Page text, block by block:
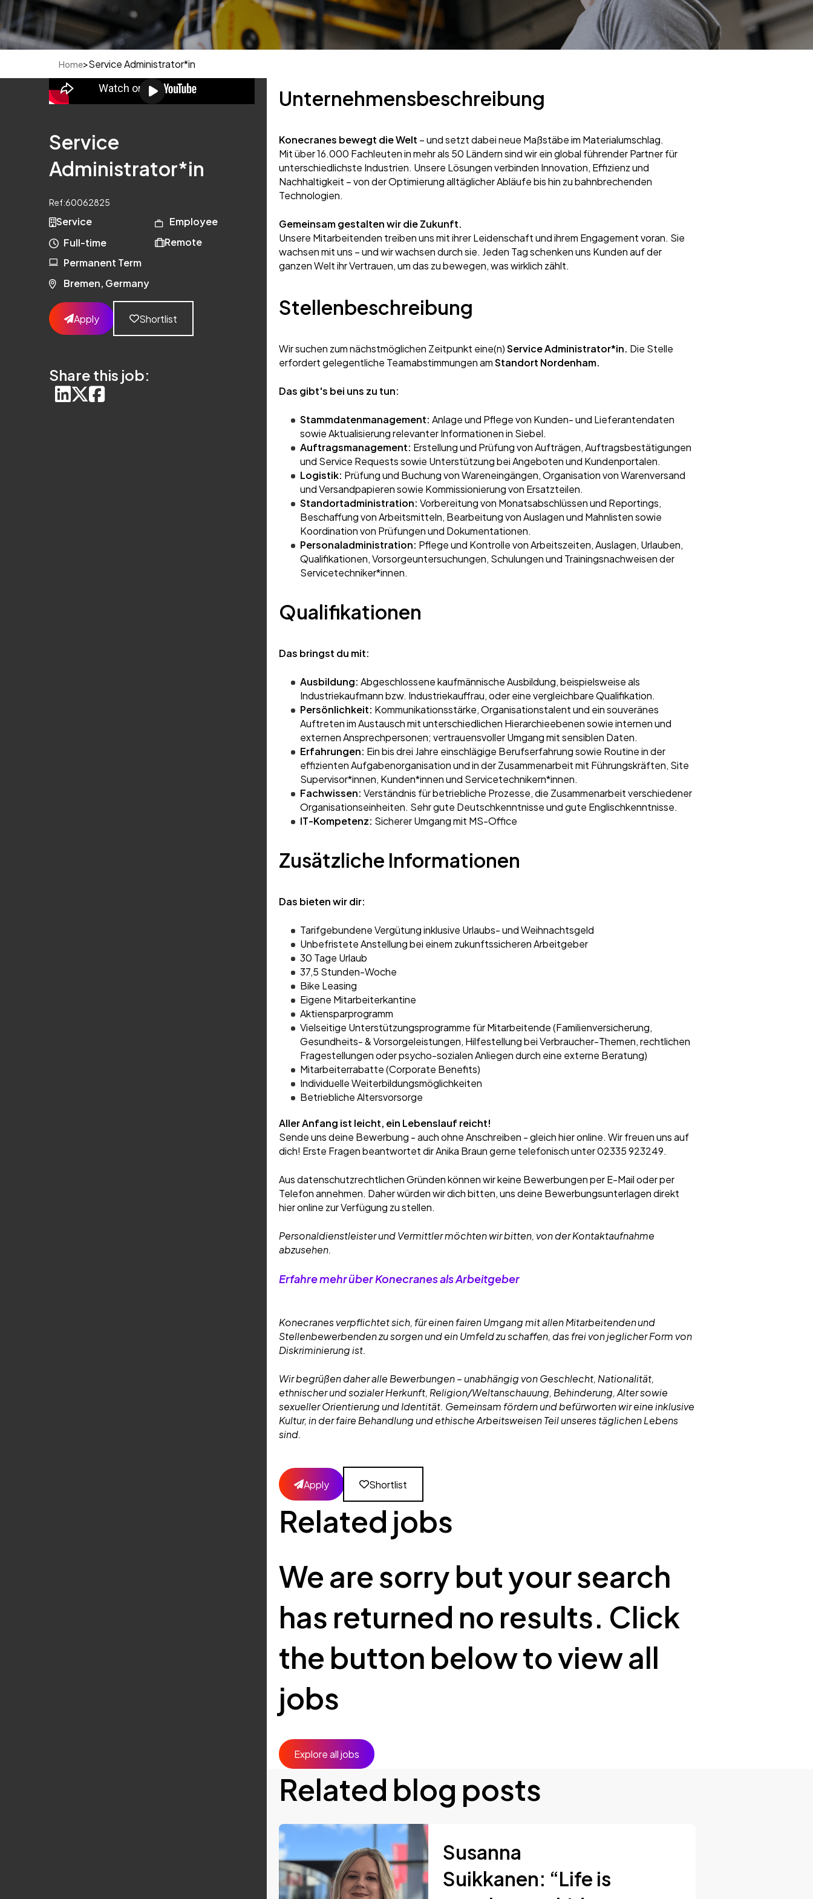
Home>Service Administrator*in
Service
Administrator*in
Ref:60062825
Service
Employee
Full-time
Remote
Permanent Term
Bremen, Germany
Apply Shortlist
Share this job:
Unternehmensbeschreibung
Konecranes bewegt die Welt – und setzt dabei neue Maßstäbe im Materialumschlag.
Mit über 16.000 Fachleuten in mehr als 50 Ländern sind wir ein global führender Partner für
unterschiedlichste Industrien. Unsere Lösungen verbinden Innovation, Effizienz und
Nachhaltigkeit – von der Optimierung alltäglicher Abläufe bis hin zu bahnbrechenden
Technologien.
Gemeinsam gestalten wir die Zukunft.
Unsere Mitarbeitenden treiben uns mit ihrer Leidenschaft und ihrem Engagement voran. Sie
wachsen mit uns – und wir wachsen durch sie. Jeden Tag schenken uns Kunden auf der
ganzen Welt ihr Vertrauen, um das zu bewegen, was wirklich zählt.
Stellenbeschreibung
Wir suchen zum nächstmöglichen Zeitpunkt eine(n)Service Administrator*in. Die Stelle
erfordert gelegentliche Teamabstimmungen amStandort Nordenham.
Das gibt's bei uns zu tun:
Stammdatenmanagement: Anlage und Pflege von Kunden- und Lieferantendaten
sowie Aktualisierung relevanter Informationen in Siebel.
Auftragsmanagement: Erstellung und Prüfung von Aufträgen, Auftragsbestätigungen
und Service Requests sowie Unterstützung bei Angeboten und Kundenportalen.
Logistik: Prüfung und Buchung von Wareneingängen, Organisation von Warenversand
und Versandpapieren sowie Kommissionierung von Ersatzteilen.
Standortadministration: Vorbereitung von Monatsabschlüssen und Reportings,
Beschaffung von Arbeitsmitteln, Bearbeitung von Auslagen und Mahnlisten sowie
Koordination von Prüfungen und Dokumentationen.
Personaladministration: Pflege und Kontrolle von Arbeitszeiten, Auslagen, Urlauben,
Qualifikationen, Vorsorgeuntersuchungen, Schulungen und Trainingsnachweisen der
Servicetechniker*innen.
Qualifikationen
Das bringst du mit:
Ausbildung: Abgeschlossene kaufmännische Ausbildung, beispielsweise als
Industriekaufmann bzw. Industriekauffrau, oder eine vergleichbare Qualifikation.
Persönlichkeit: Kommunikationsstärke, Organisationstalent und ein souveränes
Auftreten im Austausch mit unterschiedlichen Hierarchieebenen sowie internen und
externen Ansprechpersonen; vertrauensvoller Umgang mit sensiblen Daten.
Erfahrungen: Ein bis drei Jahre einschlägige Berufserfahrung sowie Routine in der
effizienten Aufgabenorganisation und in der Zusammenarbeit mit Führungskräften, Site
Supervisor*innen, Kunden*innen und Servicetechnikern*innen.
Fachwissen: Verständnis für betriebliche Prozesse, die Zusammenarbeit verschiedener
Organisationseinheiten. Sehr gute Deutschkenntnisse und gute Englischkenntnisse.
IT-Kompetenz: Sicherer Umgang mit MS-Office
Zusätzliche Informationen
Das bieten wir dir:
Tarifgebundene Vergütung inklusive Urlaubs- und Weihnachtsgeld
Unbefristete Anstellung bei einem zukunftssicheren Arbeitgeber
30 Tage Urlaub
37,5 Stunden-Woche
Bike Leasing
Eigene Mitarbeiterkantine
Aktiensparprogramm
Vielseitige Unterstützungsprogramme für Mitarbeitende (Familienversicherung,
Gesundheits- & Vorsorgeleistungen, Hilfestellung bei Verbraucher-Themen, rechtlichen
Fragestellungen oder psycho-sozialen Anliegen durch eine externe Beratung)
Mitarbeiterrabatte (Corporate Benefits)
Individuelle Weiterbildungsmöglichkeiten
Betriebliche Altersvorsorge
Aller Anfang ist leicht, ein Lebenslauf reicht!
Sende uns deine Bewerbung - auch ohne Anschreiben - gleich hier online. Wir freuen uns auf
dich! Erste Fragen beantwortet dir Anika Braun gerne telefonisch unter 02335 923249.
Aus datenschutzrechtlichen Gründen können wir keine Bewerbungen per E-Mail oder per
Telefon annehmen. Daher würden wir dich bitten, uns deine Bewerbungsunterlagen direkt
hier online zur Verfügung zu stellen.
Personaldienstleister und Vermittler möchten wir bitten, von der Kontaktaufnahme
abzusehen.
Erfahre mehr über Konecranes als Arbeitgeber
Konecranes verpflichtet sich, für einen fairen Umgang mit allen Mitarbeitenden und
Stellenbewerbenden zu sorgen und ein Umfeld zu schaffen, das frei von jeglicher Form von
Diskriminierung ist.
Wir begrüßen daher alle Bewerbungen – unabhängig von Geschlecht, Nationalität,
ethnischer und sozialer Herkunft, Religion/Weltanschauung, Behinderung, Alter sowie
sexueller Orientierung und Identität. Gemeinsam fördern und befürworten wir eine inklusive
Kultur, in der faire Behandlung und ethische Arbeitsweisen Teil unseres täglichen Lebens
sind.
Apply Shortlist
Related jobs
We are sorry but your search
has returned no results. Click
the button below to view all
jobs
Explore all jobs
Related blog posts
Susanna
Suikkanen: “Life is